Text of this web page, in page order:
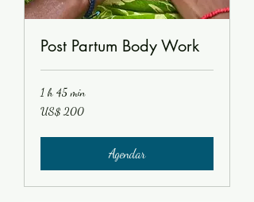
Post Partum Body Work
1 h 45 min
200
Dólares
US$ 200
Agendar